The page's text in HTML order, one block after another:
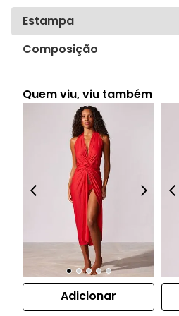
Estampa
Composição
Quem viu, viu também
Adicionar